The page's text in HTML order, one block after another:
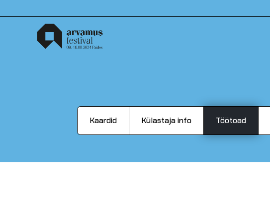
Kaardid Külastaja info Töötoad